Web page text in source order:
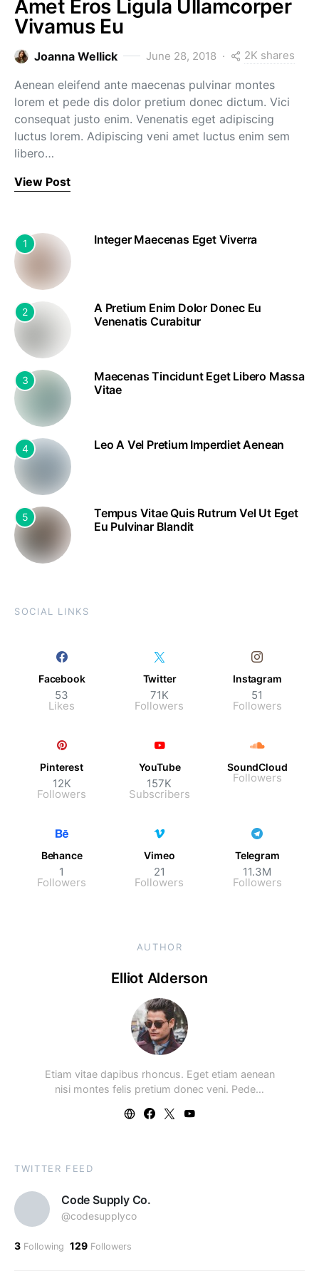
Amet Eros Ligula Ullamcorper
Vivamus Eu
Joanna Wellick June 28, 2018 2K shares
Aenean eleifend ante maecenas pulvinar montes
lorem et pede dis dolor pretium donec dictum. Vici
consequat justo enim. Venenatis eget adipiscing
luctus lorem. Adipiscing veni amet luctus enim sem
libero…
View Post
1 Integer Maecenas Eget Viverra
2
A Pretium Enim Dolor Donec Eu
Venenatis Curabitur
3
Maecenas Tincidunt Eget Libero Massa
Vitae
4 Leo A Vel Pretium Imperdiet Aenean
5
Tempus Vitae Quis Rutrum Vel Ut Eget
Eu Pulvinar Blandit
SOCIAL LINKS
Facebook
53
Likes
Twitter
71K
Followers
Instagram
51
Followers
Pinterest
12K
Followers
YouTube
157K
Subscribers
SoundCloud
Followers
Behance
1
Followers
Vimeo
21
Followers
Telegram
11.3M
Followers
AUTHOR
Elliot Alderson
Etiam vitae dapibus rhoncus. Eget etiam aenean
nisi montes felis pretium donec veni. Pede…
TWITTER FEED
Code Supply Co.
@codesupplyco
3 Following 129 Followers